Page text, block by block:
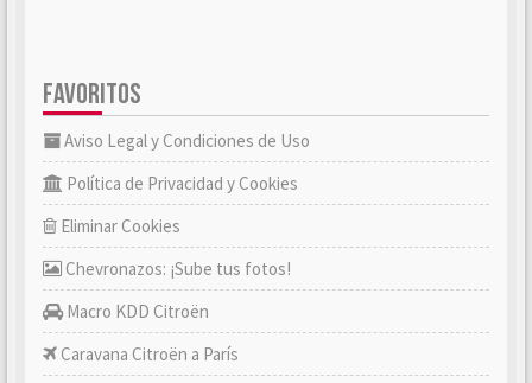
FAVORITOS
Aviso Legal y Condiciones de Uso
Política de Privacidad y Cookies
Eliminar Cookies
Chevronazos: ¡Sube tus fotos!
Macro KDD Citroën
Caravana Citroën a París